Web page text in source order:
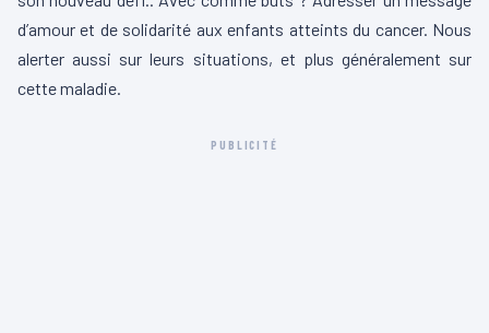
d’amour et de solidarité aux enfants atteints du cancer. Nous
alerter aussi sur leurs situations, et plus généralement sur
cette maladie.
PUBLICITÉ